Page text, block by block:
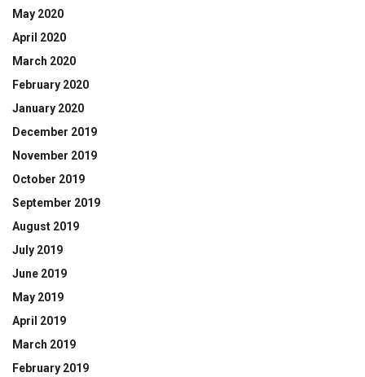
May 2020
April 2020
March 2020
February 2020
January 2020
December 2019
November 2019
October 2019
September 2019
August 2019
July 2019
June 2019
May 2019
April 2019
March 2019
February 2019